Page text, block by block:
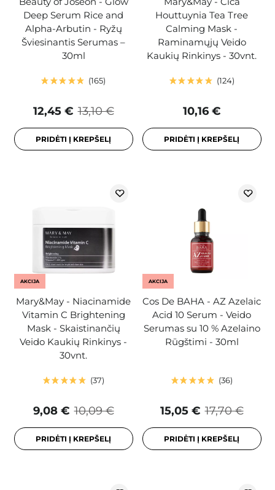
Deep Serum Rice and
Alpha-Arbutin - Ryžų
Šviesinantis Serumas –
30ml
165
13,10 €
12,45 €
PRIDĖTI Į KREPŠELĮ
Houttuynia Tea Tree
Calming Mask -
Raminamųjų Veido
Kaukių Rinkinys - 30vnt.
124
10,16 €
PRIDĖTI Į KREPŠELĮ
AKCIJA
Mary&May - Niacinamide
Vitamin C Brightening
Mask - Skaistinančių
Veido Kaukių Rinkinys -
30vnt.
37
10,09 €
9,08 €
PRIDĖTI Į KREPŠELĮ
AKCIJA
Cos De BAHA - AZ Azelaic
Acid 10 Serum - Veido
Serumas su 10 % Azelaino
Rūgštimi - 30ml
36
17,70 €
15,05 €
PRIDĖTI Į KREPŠELĮ